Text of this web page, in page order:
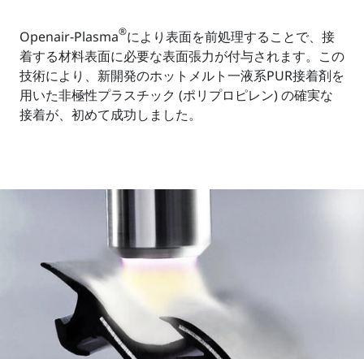
Openair-Plasma®により表面を前処理することで、接
着する材料表面に必要な表面張力が付与されます。この
技術により、新開発のホットメルト一液系PUR接着剤を
用いた非極性プラスチック (ポリプロピレン) の確実な
接着が、初めて成功しました。